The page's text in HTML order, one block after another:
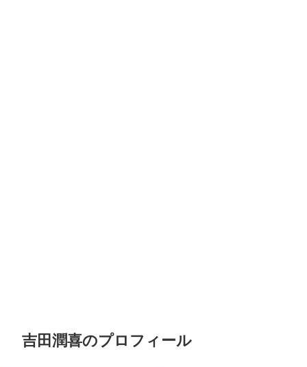
吉田潤喜のプロフィール